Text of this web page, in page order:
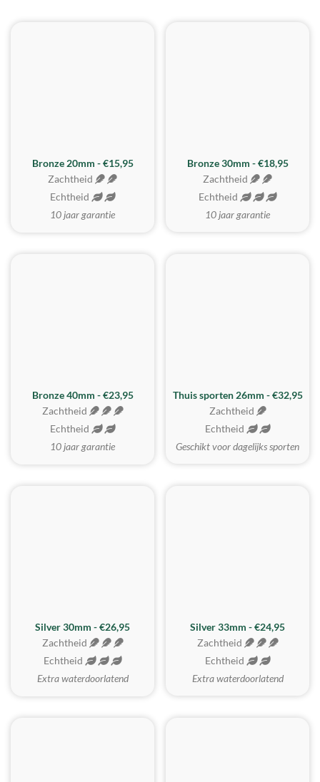
Bronze 20mm - €15,95
Zachtheid
Echtheid
10 jaar garantie
BESTE KOOP
Bronze 30mm - €18,95
Zachtheid
Echtheid
10 jaar garantie
Bronze 40mm - €23,95
Zachtheid
Echtheid
10 jaar garantie
Thuis sporten 26mm - €32,95
Zachtheid
Echtheid
Geschikt voor dagelijks sporten
Silver 30mm - €26,95
Zachtheid
Echtheid
Extra waterdoorlatend
Silver 33mm - €24,95
Zachtheid
Echtheid
Extra waterdoorlatend